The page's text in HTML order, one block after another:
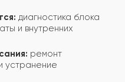
диагностика блока
и внутренних
ремонт
устранение